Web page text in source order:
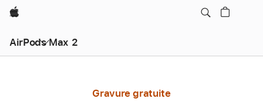
Apple
AirPods Max 2
Gravure gratuite